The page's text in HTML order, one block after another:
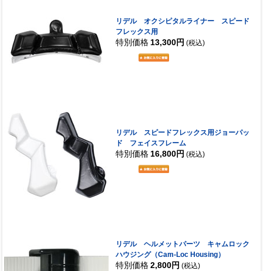
リデル オクシピタルライナー スピード
フレックス用
特別価格 13,300円 (税込)
リデル スピードフレックス用ジョーパッ
ド フェイスフレーム
特別価格 16,800円 (税込)
リデル ヘルメットパーツ キャムロック
ハウジング（Cam-Loc Housing）
特別価格 2,800円 (税込)